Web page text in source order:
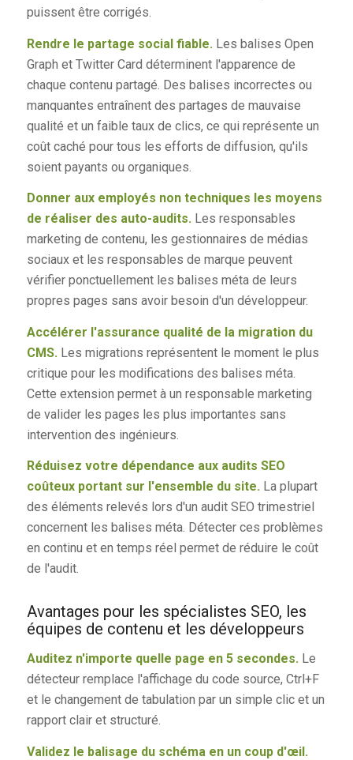
puissent être corrigés.
Rendre le partage social fiable. Les balises Open
Graph et Twitter Card déterminent l'apparence de
chaque contenu partagé. Des balises incorrectes ou
manquantes entraînent des partages de mauvaise
qualité et un faible taux de clics, ce qui représente un
coût caché pour tous les efforts de diffusion, qu'ils
soient payants ou organiques.
Donner aux employés non techniques les moyens
de réaliser des auto-audits.Les responsables
marketing de contenu, les gestionnaires de médias
sociaux et les responsables de marque peuvent
vérifier ponctuellement les balises méta de leurs
propres pages sans avoir besoin d'un développeur.
Accélérer l'assurance qualité de la migration du
CMS. Les migrations représentent le moment le plus
critique pour les modifications des balises méta.
Cette extension permet à un responsable marketing
de valider les pages les plus importantes sans
intervention des ingénieurs.
Réduisez votre dépendance aux audits SEO
coûteux portant sur l'ensemble du site.La plupart
des éléments relevés lors d'un audit SEO trimestriel
concernent les balises méta. Détecter ces problèmes
en continu et en temps réel permet de réduire le coût
de l'audit.
Avantages pour les spécialistes SEO, les
équipes de contenu et les développeurs
Auditez n'importe quelle page en 5 secondes.Le
détecteur remplace l'affichage du code source, Ctrl+F
et le changement de tabulation par un simple clic et un
rapport clair et structuré.
Validez le balisage du schéma en un coup d'œil.